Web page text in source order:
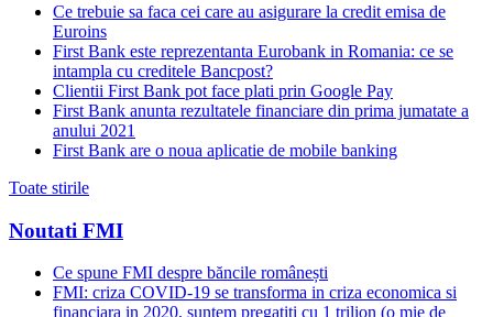
Ce trebuie sa faca cei care au asigurare la credit emisa de
Euroins
First Bank este reprezentanta Eurobank in Romania: ce se
intampla cu creditele Bancpost?
Clientii First Bank pot face plati prin Google Pay
First Bank anunta rezultatele financiare din prima jumatate a
anului 2021
First Bank are o noua aplicatie de mobile banking
Toate stirile
Noutati FMI
Ce spune FMI despre băncile românești
FMI: criza COVID-19 se transforma in criza economica si
financiara in 2020, suntem pregatiti cu 1 trilion (o mie de